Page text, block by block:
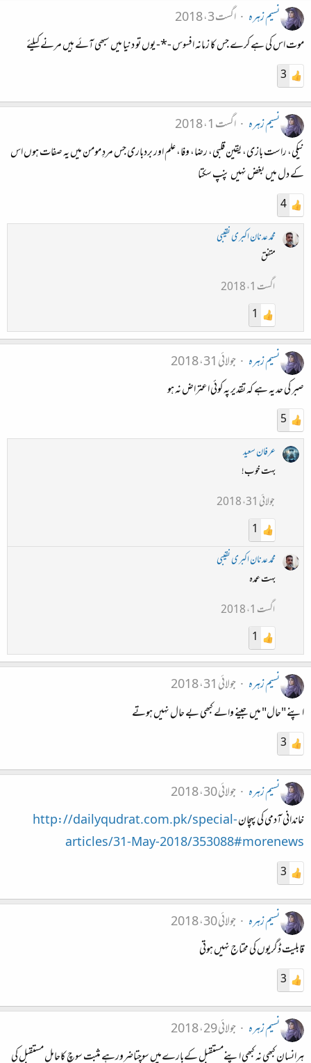
نسیم زہرہ
اگست 3، 2018
موت اس کی ہے کرے جس کا زمانہ افسوس -*- یوں تو دنیا میں سبھی آئے ہیں مرنے کیلئے
3
نسیم زہرہ
اگست 1، 2018
نیکی، راست بازی، یقین قلبی، رضا، وفا، علم اور بردباری جس مردِ مومن میں یہ صفات ہوں اس
کے دل میں بغض نہیں پنپ سکتا
4
محمد عدنان اکبری نقیبی
متفق
اگست 1، 2018
1
نسیم زہرہ
جولائی 31، 2018
صبر کی حد یہ ہے کہ تقدیر پہ کوئی اعتراض نہ ہو
5
عرفان سعید
بہت خوب!
جولائی 31، 2018
1
محمد عدنان اکبری نقیبی
بہت عمدہ
اگست 1، 2018
1
نسیم زہرہ
جولائی 31، 2018
اپنے "حال" میں جینے والے کبھی بے حال نہیں ہوتے
3
نسیم زہرہ
جولائی 30، 2018
خاندانی آدمی کی پہچانhttp://dailyqudrat.com.pk/special-
articles/31-May-2018/353088#morenews
3
نسیم زہرہ
جولائی 30، 2018
قابلیت ڈگریوں کی محتاج نہیں ہوتی
3
نسیم زہرہ
جولائی 29، 2018
ہرانسان کبھی نہ کبھی اپنےمستقبل کےبارےمیں سوچتاضرورہے مثبت سوچ کاحامل مستقبل کی